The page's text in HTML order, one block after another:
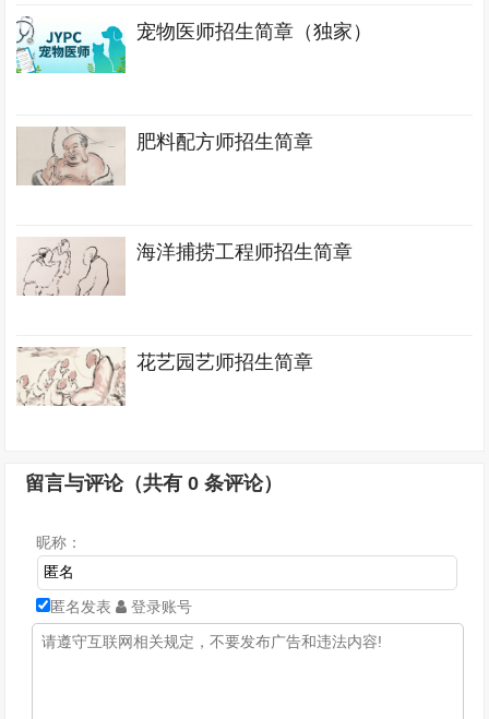
宠物医师招生简章（独家）
肥料配方师招生简章
海洋捕捞工程师招生简章
花艺园艺师招生简章
留言与评论（共有0 条评论）
昵称：
匿名发表 登录账号